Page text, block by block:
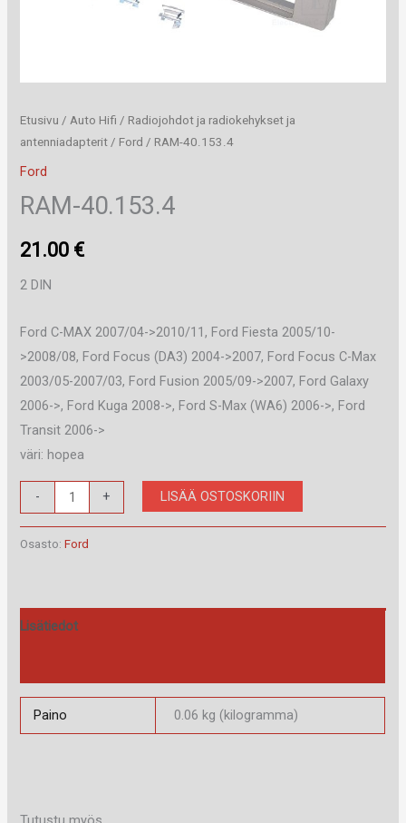
Etusivu / Auto Hifi / Radiojohdot ja radiokehykset ja
antenniadapterit / Ford / RAM-40.153.4
Ford
RAM-40.153.4
21.00 €
2 DIN
Ford C-MAX 2007/04->2010/11, Ford Fiesta 2005/10-
>2008/08, Ford Focus (DA3) 2004->2007, Ford Focus C-Max
2003/05-2007/03, Ford Fusion 2005/09->2007, Ford Galaxy
2006->, Ford Kuga 2008->, Ford S-Max (WA6) 2006->, Ford
Transit 2006->
väri: hopea
-
40.153.4
määrä
+ LISÄÄ OSTOSKORIIN
Osasto:Ford
Lisätiedot
Paino 0.06 kg (kilogramma)